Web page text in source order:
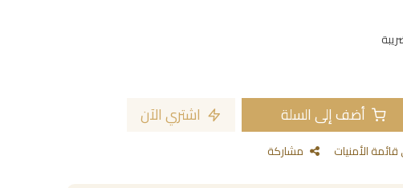
أضف إلى السلة اشتري الآن
مشاركة